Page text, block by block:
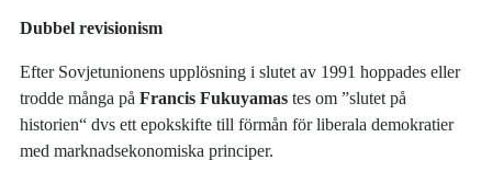
Dubbel revisionism
Efter Sovjetunionens upplösning i slutet av 1991 hoppades eller
trodde många påFrancis Fukuyamas tes om ”slutet på
historien“ dvs ett epokskifte till förmån för liberala demokratier
med marknadsekonomiska principer.